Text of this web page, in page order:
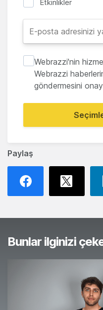
Paylaş
Etkinlikler
Webrazzi'nin
Webrazzi
göndermesini
Bunlar ilginizi